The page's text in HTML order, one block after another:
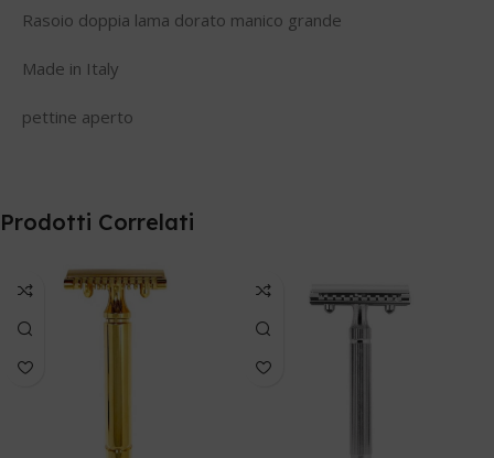
Rasoio doppia lama dorato manico grande
Made in Italy
pettine aperto
Prodotti Correlati